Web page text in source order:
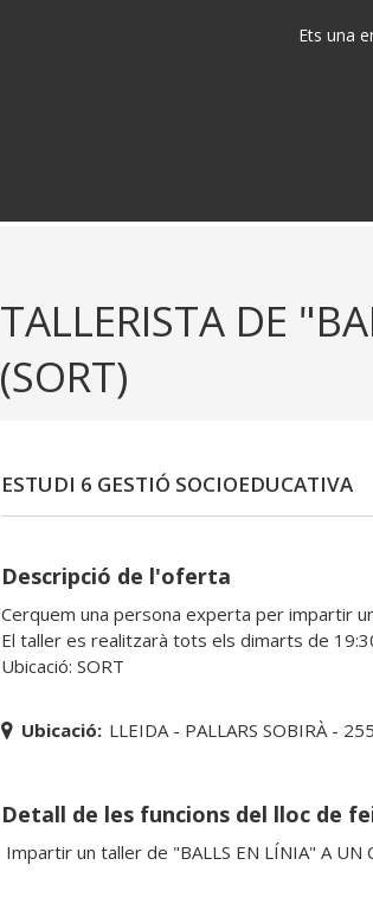
Ets una
TALLERISTA DE
(SORT)
ESTUDI 6 GESTIÓ SOCIOEDUCATIVA
Descripció de l'oferta
Cerquem una persona experta per impartir un
El taller es realitzarà tots els dimarts de
Ubicació: LLEIDA - PALLARS SOBIRÀ -
Detall de les funcions del lloc de